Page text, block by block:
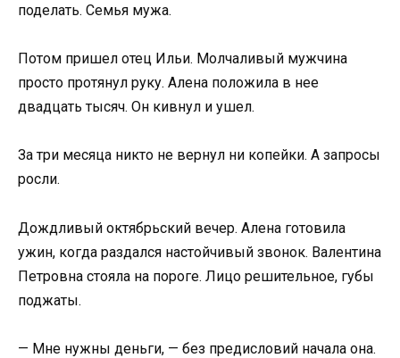
поделать. Семья мужа.
Потом пришел отец Ильи. Молчаливый мужчина
просто протянул руку. Алена положила в нее
двадцать тысяч. Он кивнул и ушел.
За три месяца никто не вернул ни копейки. А запросы
росли.
Дождливый октябрьский вечер. Алена готовила
ужин, когда раздался настойчивый звонок. Валентина
Петровна стояла на пороге. Лицо решительное, губы
поджаты.
— Мне нужны деньги, — без предисловий начала она.